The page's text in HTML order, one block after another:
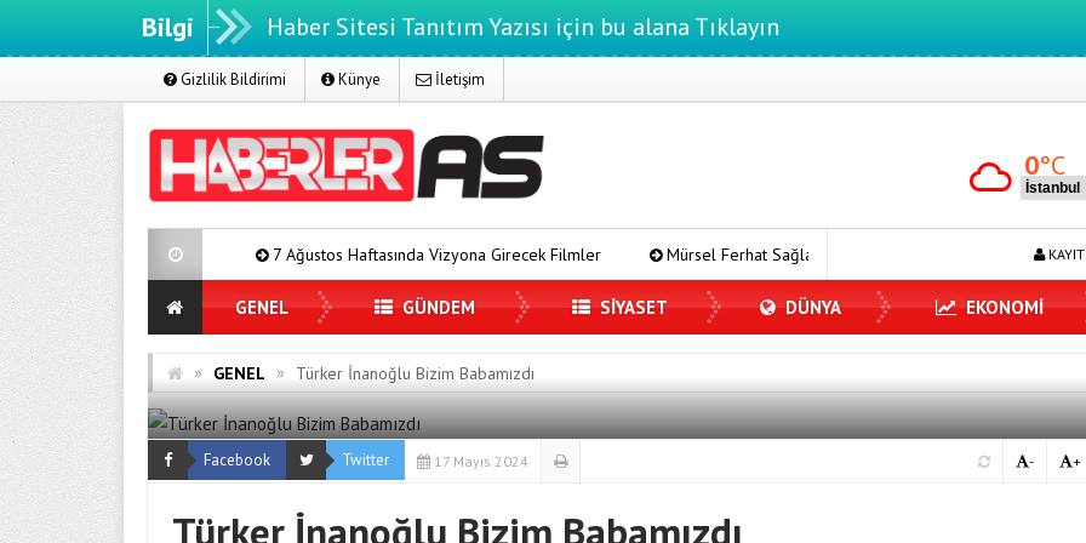
Bilgi Haber Sitesi Tanıtım Yazısı için bu alana Tıklayın
Gizlilik Bildirimi Künye İletişim
0°C
7 Ağustos Haftasında Vizyona Girecek Filmler Mürsel Ferhat Sağlam Tek Rumeli Tv’de Marka Atölyesi Programına Konuk
GENEL GÜNDEM SİYASET DÜNYA EKONOMİ
» GENEL » Türker İnanoğlu Bizim Babamızdı
Facebook Twitter 17 Mayıs 2024 +
-
Türker İnanoğlu Bizim Babamızdı